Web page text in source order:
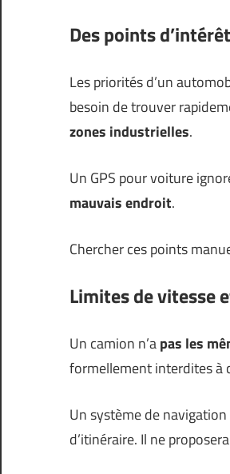
Des points
Les priorités d’un
besoin de trouver
zones industrielles.
Un GPS pour voiture
mauvais endroit.
Chercher ces points
Limites de vitesse
Un camion n’apas les
formellement interdites à
Un système de
d’itinéraire. Il ne